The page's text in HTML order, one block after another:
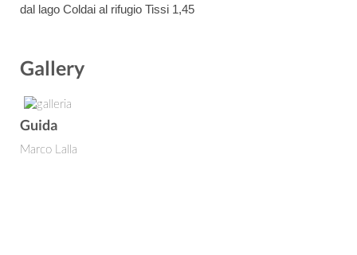
dal lago Coldai al rifugio Tissi 1,45
Gallery
Guida
Marco Lalla